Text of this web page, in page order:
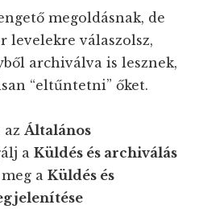
megoldásnak, de
levelekre válaszolsz,
archiválva is lesznek,
“eltűntetni” őket.
azÁltalános
aKüldés és archiválás
meg aKüldés és